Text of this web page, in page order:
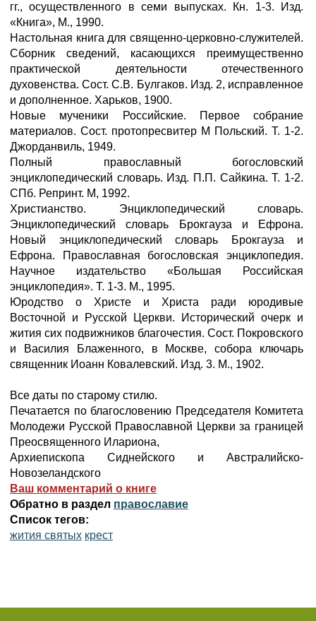
гг., осуществленного в семи выпусках. Кн. 1-3. Изд.
«Книга», М., 1990.
Настольная книга для священно-церковно-служителей.
Сборник сведений, касающихся преимущественно
практической деятельности отечественного
духовенства. Сост. С.В. Булгаков. Изд. 2, исправленное
и дополненное. Харьков, 1900.
Новые мученики Российские. Первое собрание
материалов. Сост. протопресвитер М Польский. Т. 1-2.
Джорданвиль, 1949.
Полный православный богословский
энциклопедический словарь. Изд. П.П. Сайкина. Т. 1-2.
СПб. Репринт. М, 1992.
Христианство. Энциклопедический словарь.
Энциклопедический словарь Брокгауза и Ефрона.
Новый энциклопедический словарь Брокгауза и
Ефрона. Православная богословская энциклопедия.
Научное издательство «Большая Российская
энциклопедия». Т. 1-3. М., 1995.
Юродство о Христе и Христа ради юродивые
Восточной и Русской Церкви. Исторический очерк и
жития сих подвижников благочестия. Сост. Покровского
и Василия Блаженного, в Москве, собора ключарь
священник Иоанн Ковалевский. Изд. 3. М., 1902.
Все даты по старому стилю.
Печатается по благословению Председателя Комитета
Молодежи Русской Православной Церкви за границей
Преосвященного Илариона,
Архиепископа Сиднейского и Австралийско-
Новозеландского
Ваш комментарий о книге
Обратно в раздел православие
Список тегов:
жития святых крест